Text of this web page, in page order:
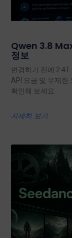
Qwen 3.8
정보
변경하기 전에
API 요금 및 무제한
확인해 보세요.
자세히 보기